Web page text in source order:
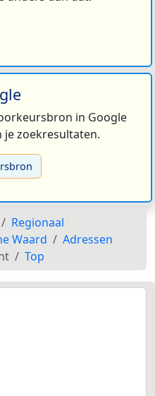
in Google
je zoekresultaten.
Regionaal
Waard
Adressen
Top